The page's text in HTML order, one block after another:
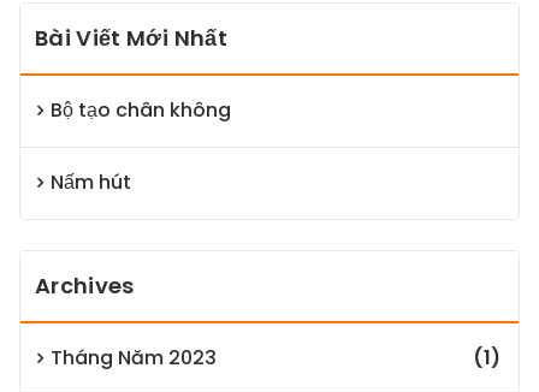
Bài Viết Mới Nhất
Bộ tạo chân không
Nấm hút
Archives
Tháng Năm 2023 (1)